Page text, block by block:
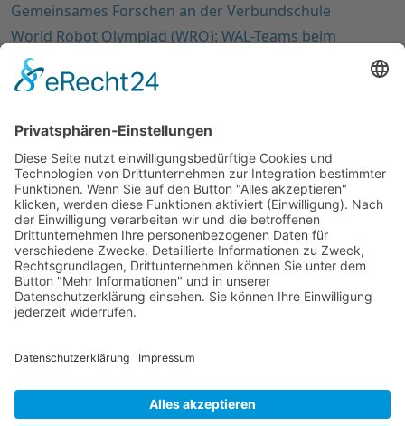
Gemeinsames Forschen an der Verbundschule
World Robot Olympiad (WRO): WAL-Teams beim
Regionalentscheid in Waldkirch
Forschertage in Bad Krozingen
Brückenkurs 5 im Écomusée
Meist gelesen
5. WAL-Hackdays: letzte Vorbereitungen für den
„Marktplatz“ & Publikumspreis
Startseite
Speiseplan